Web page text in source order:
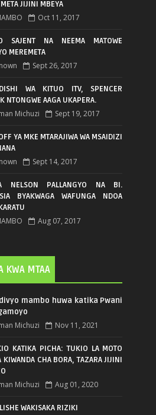
JIJINI MBEYA
Oct 11, 2017
SAJENT NA NEEMA MATOWE
MEREMETA
Sept 26, 2017
WA KITUO ITV, SPENCER
NTONGWE AAGA UKAPERA.
Michuzi Sept 19, 2017
YA MKE MTARAJIWA WA MSAIDIZI
Sept 14, 2017
NELSON PALLANGYO NA BI.
BYAKWAGA WAFUNGA NDOA
Aug 07, 2017
KWA MTAA
mambo huwa katika Pwani
Michuzi Nov 11, 2021
KATIKA PICHA: TUKIO LA MOTO
KIWANDA CHA BORA, TAZARA JIJINI
Michuzi Aug 01, 2020
WAKISAKA RIZIKI